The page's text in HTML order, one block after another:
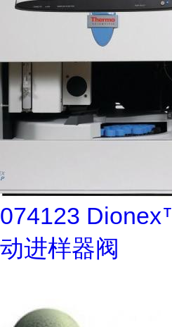
074123
动进样器阀